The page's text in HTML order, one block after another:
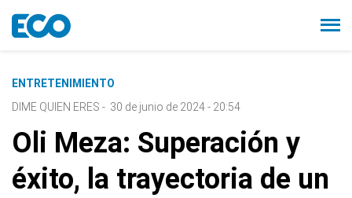
ENTRETENIMIENTO
DIME QUIEN ERES - 30 de junio de 2024 - 20:54
Oli Meza: Superación y
éxito, la trayectoria de un